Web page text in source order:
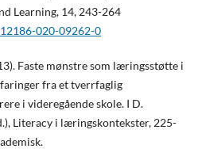
Learning, 14, 243-264
020-09262-0
Faste mønstre som læringsstøtte i
fra et tverrfaglig
i videregående skole. I D.
Literacy i læringskontekster, 225-